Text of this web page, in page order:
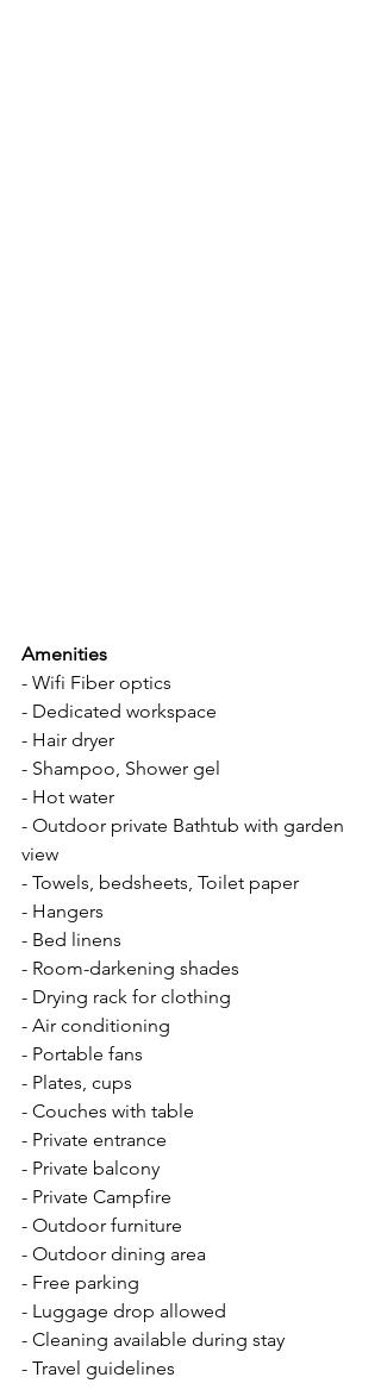
Amenities
- Wifi Fiber optics
- Dedicated workspace
- Hair dryer
- Shampoo, Shower gel
- Hot water
- Outdoor private Bathtub with garden
view
- Towels, bedsheets, Toilet paper
- Hangers
- Bed linens
- Room-darkening shades
- Drying rack for clothing
- Air conditioning
- Portable fans
- Plates, cups
- Couches with table
- Private entrance
- Private balcony
- Private Campfire
- Outdoor furniture
- Outdoor dining area
- Free parking
- Luggage drop allowed
- Cleaning available during stay
- Travel guidelines